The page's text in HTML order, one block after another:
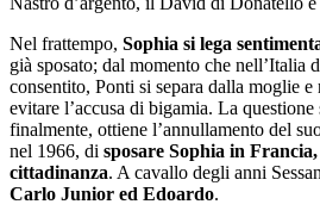
Nel frattempo, Sophia si lega
già sposato; dal momento che
consentito, Ponti si separa dalla moglie
evitare l’accusa di bigamia. La
finalmente, ottiene l’annullamento del
nel 1966, di sposare Sophia in
cittadinanza. A cavallo degli anni
Carlo Junior ed Edoardo.